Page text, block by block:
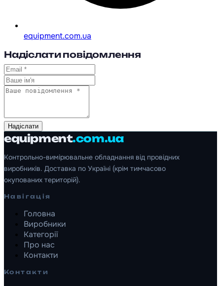
equipment.com.ua
Надіслати повідомлення
Надіслати
equipment.com.ua
Контрольно-вимірювальне обладнання від провідних
виробників. Доставка по Україні (крім тимчасово
окупованих територій).
Навігація
Головна
Виробники
Категорії
Про нас
Контакти
Контакти